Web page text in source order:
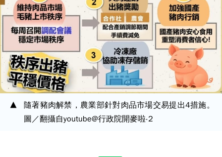
隨著豬肉解禁，農業部針對肉品市場交易提出4措施。
圖／翻攝自youtube@行政院開麥啦-2